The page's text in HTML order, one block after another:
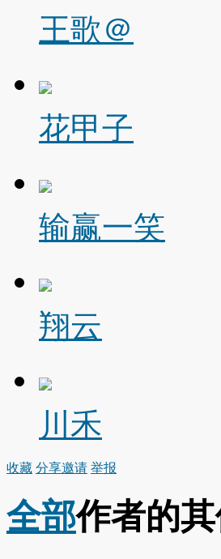
王歌＠
花甲子
输赢一笑
翔云
川禾
收藏 分享邀请 举报
全部作者的